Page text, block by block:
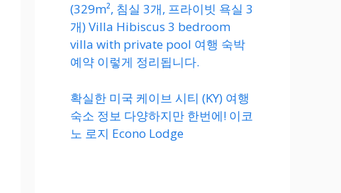
(329m², 침실 3개, 프라이빗 욕실 3
개) Villa Hibiscus 3 bedroom
villa with private pool 여행 숙박
예약 이렇게 정리됩니다.
확실한 미국 케이브 시티 (KY) 여행
숙소 정보 다양하지만 한번에! 이코
노 로지 Econo Lodge